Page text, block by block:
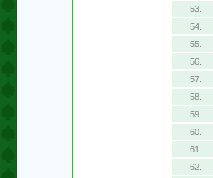
53.
54.
55.
56.
57.
58.
59.
60.
61.
62.